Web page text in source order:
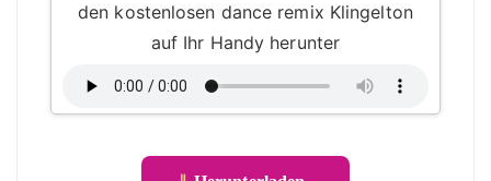
den kostenlosen dance remix Klingelton
auf Ihr Handy herunter